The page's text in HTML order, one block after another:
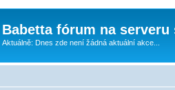
Babetta fórum na serveru
Aktuálně: Dnes zde není žádná aktuální akce...